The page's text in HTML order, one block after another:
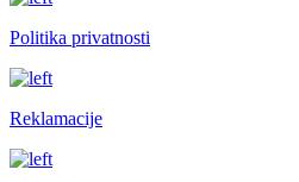
Politika privatnosti
Reklamacije